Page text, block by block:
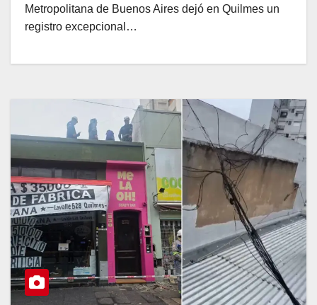
Metropolitana de Buenos Aires dejó en Quilmes un
registro excepcional…